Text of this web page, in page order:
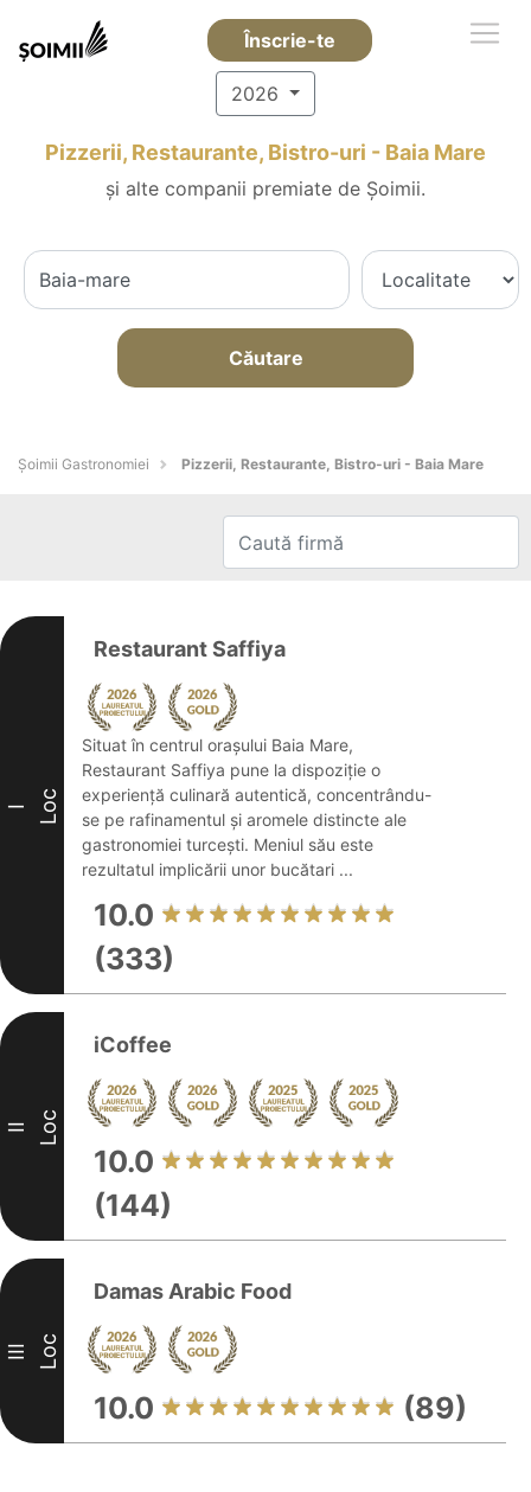
Înscrie-te
2026
Pizzerii, Restaurante, Bistro-uri - Baia Mare
și alte companii premiate de Șoimii.
Căutare
Șoimii Gastronomiei Pizzerii, Restaurante, Bistro-uri - Baia Mare
I Loc
Restaurant Saffiya
Situat în centrul orașului Baia Mare,
Restaurant Saffiya pune la dispoziție o
experiență culinară autentică, concentrându-
se pe rafinamentul și aromele distincte ale
gastronomiei turcești. Meniul său este
rezultatul implicării unor bucătari ...
10.0
(333)
II Loc
iCoffee
10.0
(144)
III Loc
Damas Arabic Food
10.0 (89)